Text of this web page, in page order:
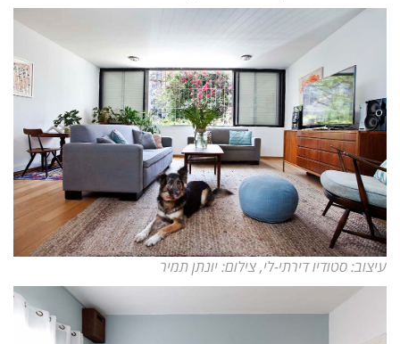
עיצוב: סטודיו דירתי-לי, צילום: יונתן תמיר